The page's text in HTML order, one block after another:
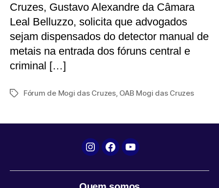
Cruzes, Gustavo Alexandre da Câmara
Leal Belluzzo, solicita que advogados
sejam dispensados do detector manual de
metais na entrada dos fóruns central e
criminal […]
TagsFórum de Mogi das Cruzes, OAB Mogi das Cruzes
Instagram
FacebookYouTube